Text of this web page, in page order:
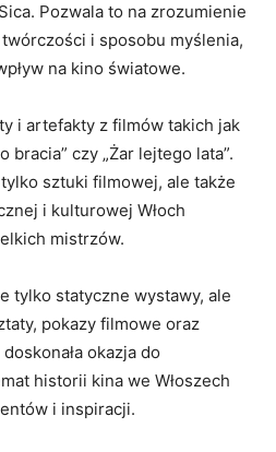
Pozwala to​ na zrozumienie
i​ sposobu myślenia,
na kino światowe.
i artefakty z filmów takich jak
‌bracia” czy‌ „Żar lejtego lata”.
sztuki filmowej, ale także
i kulturowej Włoch
mistrzów.
tylko statyczne wystawy, ale⁢
pokazy⁢ filmowe oraz
okazja⁢ do
historii kina we ‌Włoszech⁣
⁢i⁤ inspiracji.